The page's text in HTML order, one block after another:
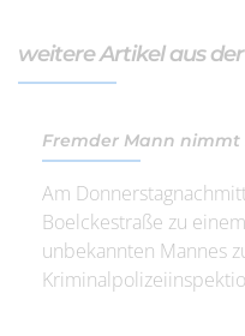
weitere Artikel aus
Fremder Mann
Am
Boelckestraße zu
unbekannten Mannes